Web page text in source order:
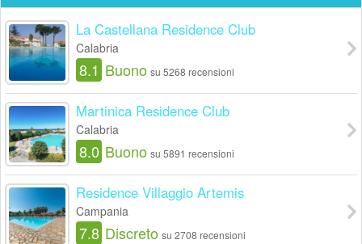
La Castellana Residence Club
Calabria
8.1 Buono su 5268 recensioni
Martinica Residence Club
Calabria
8.0 Buono su 5891 recensioni
Residence Villaggio Artemis
Campania
7.8 Discreto su 2708 recensioni